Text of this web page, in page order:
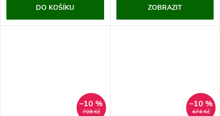
DO KOŠÍKU ZOBRAZIT
708 Kč
–10 %
474 Kč
–10 %